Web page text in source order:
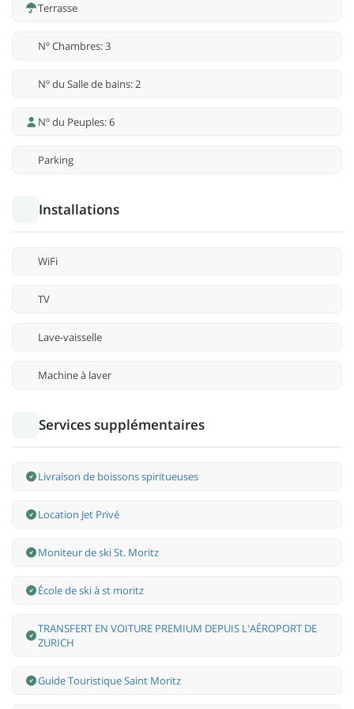
Terrasse
Nº Chambres: 3
Nº du Salle de bains: 2
Nº du Peuples: 6
Parking
Installations
WiFi
TV
Lave-vaisselle
Machine à laver
Services supplémentaires
Livraison de boissons spiritueuses
Location Jet Privé
Moniteur de ski St. Moritz
École de ski à st moritz
TRANSFERT EN VOITURE PREMIUM DEPUIS L'AÉROPORT DE
ZURICH
Guide Touristique Saint Moritz